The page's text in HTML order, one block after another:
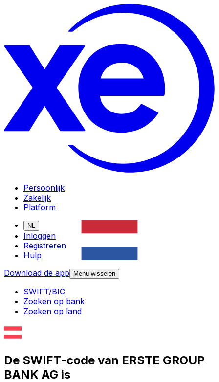
Persoonlijk
Zakelijk
Platform
NL
Inloggen
Registreren
Hulp
Download de app
Menu wisselen
SWIFT/BIC
Zoeken op bank
Zoeken op land
De SWIFT-code van ERSTE GROUP
BANK AG is